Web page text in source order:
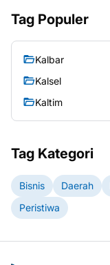
Tag Populer
Kalbar
Kalsel
Kaltim
Tag Kategori
Bisnis Daerah
Peristiwa